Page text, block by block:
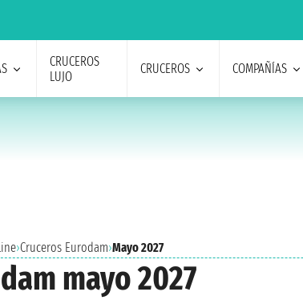
CRUCEROS
LUJO
CRUCEROS COMPAÑÍAS
›Cruceros Eurodam›Mayo 2027
mayo 2027